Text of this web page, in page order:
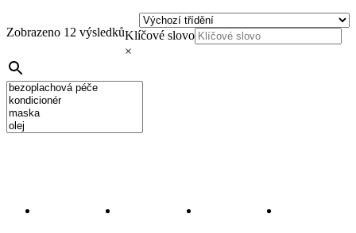
Zobrazeno 12 výsledkůKlíčové slovo
×